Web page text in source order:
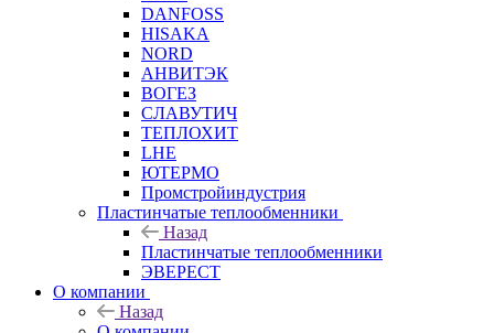
DANFOSS
HISAKA
NORD
АНВИТЭК
ВОГЕЗ
СЛАВУТИЧ
ТЕПЛОХИТ
LHE
ЮТЕРМО
Промстройиндустрия
Пластинчатые теплообменники
Назад
Пластинчатые теплообменники
ЭВЕРЕСТ
О компании
Назад